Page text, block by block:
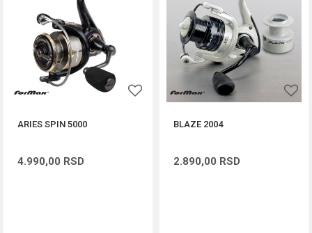
ARIES SPIN 5000
4.990,00 RSD
BLAZE 2004
2.890,00 RSD